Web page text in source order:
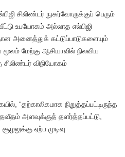
சிலிண்டர் நுகர்வோருக்குப் பெரும்
உபயோகம் அல்லாத எல்பிஜி
அனைத்துக் கட்டுப்பாடுகளையும்
மேற்கு ஆசியாவில் நிலவிய
சிலிண்டர் விநியோகம்
“தற்காலிகமாக நிறுத்தப்பட்டிருந்த
அளவுக்குத் தளர்த்தப்பட்டு,
ஏற்ப முடிவு